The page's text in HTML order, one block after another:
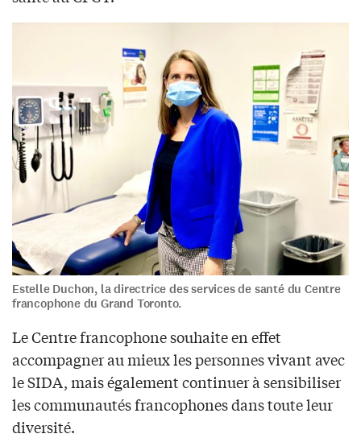
Estelle Duchon, la directrice des services de santé du Centre
francophone du Grand Toronto.
Le Centre francophone souhaite en effet
accompagner au mieux les personnes vivant avec
le SIDA, mais également continuer à sensibiliser
les communautés francophones dans toute leur
diversité.